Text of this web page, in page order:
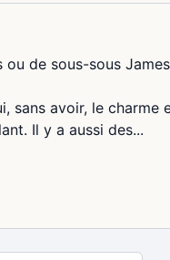
de sous-sous
sans avoir, le
Il y a aussi des...